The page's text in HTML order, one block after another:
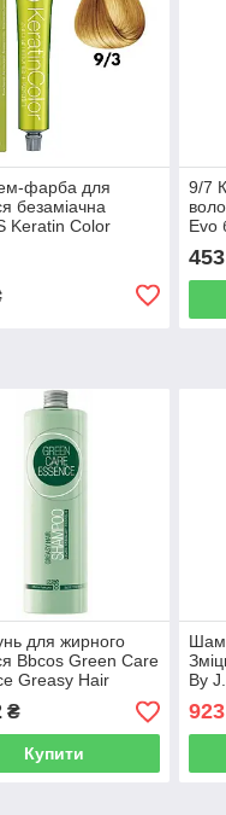
фарба для
безаміачна
Keratin Color
9/7
Evo
453
для жирного
Bbcos Green Care
Greasy Hair
1000 мл
₴
Купити
By